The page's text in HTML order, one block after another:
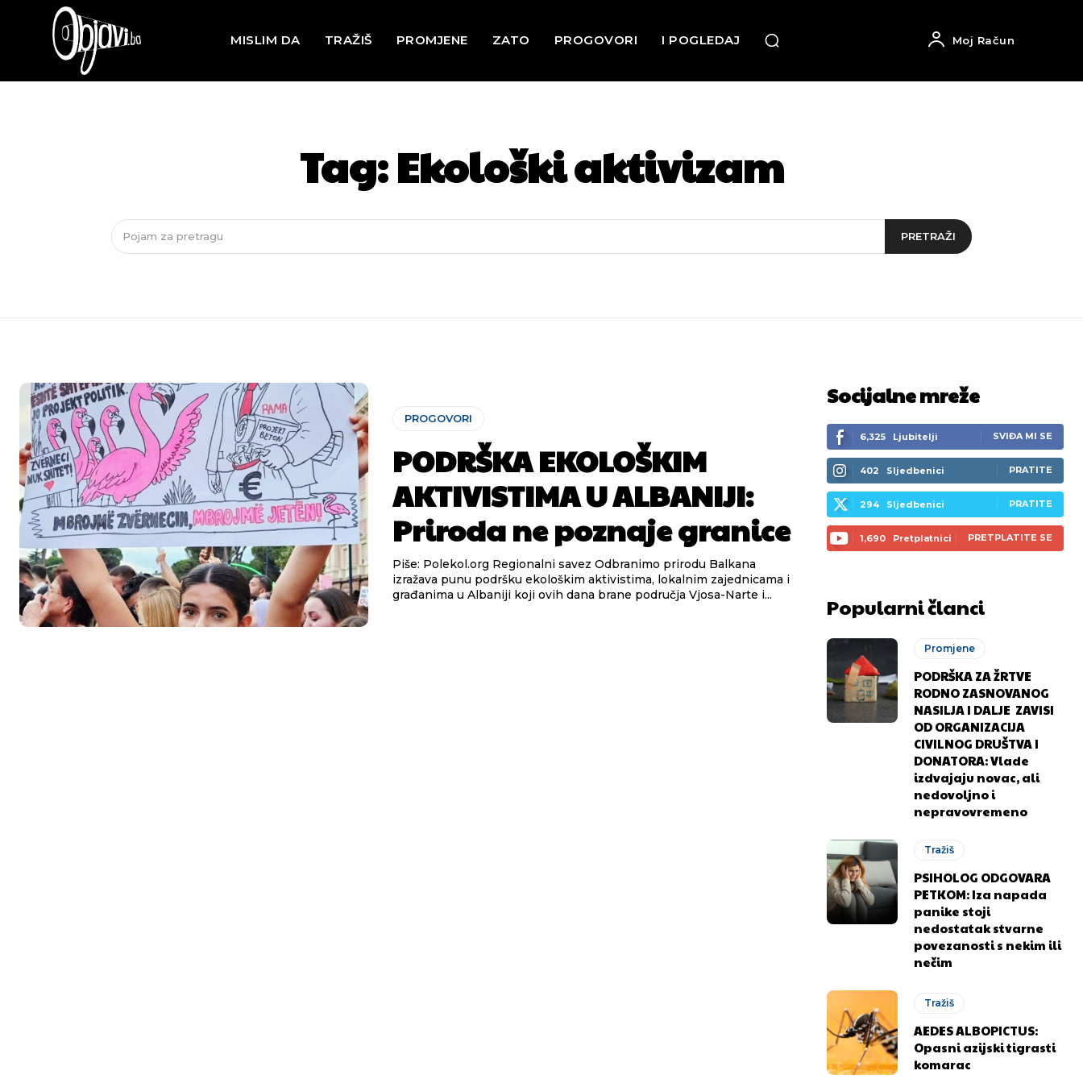
MISLIM DA TRAŽIŠ PROMJENE ZATO PROGOVORI I POGLEDAJ Moj Račun
Tag:Ekološki aktivizam
Pojam za pretragu PRETRAŽI
PROGOVORI
PODRŠKA EKOLOŠKIM
AKTIVISTIMA U ALBANIJI:
Priroda ne poznaje granice
Piše: Polekol.org Regionalni savez Odbranimo prirodu Balkana
izražava punu podršku ekološkim aktivistima, lokalnim zajednicama i
građanima u Albaniji koji ovih dana brane područja Vjosa-Narte i...
Socijalne mreže
6,325 Ljubitelji SVIĐA MI SE
402 Sljedbenici PRATITE
294 Sljedbenici PRATITE
1,690 Pretplatnici PRETPLATITE SE
Popularni članci
Promjene
PODRŠKA ZA ŽRTVE
RODNO ZASNOVANOG
NASILJA I DALJE ZAVISI
OD ORGANIZACIJA
CIVILNOG DRUŠTVA I
DONATORA: Vlade
izdvajaju novac, ali
nedovoljno i
nepravovremeno
Tražiš
PSIHOLOG ODGOVARA
PETKOM: Iza napada
panike stoji
nedostatak stvarne
povezanosti s nekim ili
nečim
Tražiš
AEDES ALBOPICTUS:
Opasni azijski tigrasti
komarac